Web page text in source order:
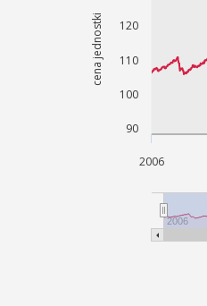
cena jednostki
2006
2006
90
100
110
120